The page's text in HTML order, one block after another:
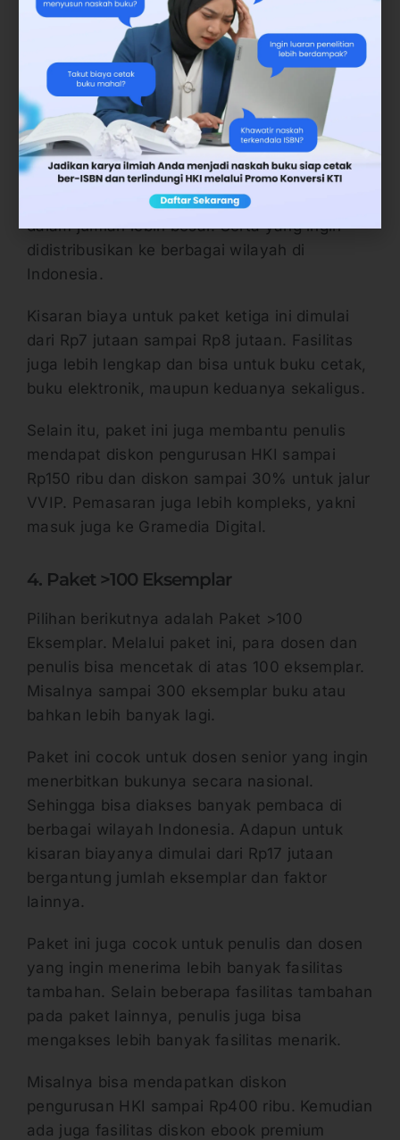
promosi, juga didukung media daring para
mitra seperti Google Play Books, Aksaramaya,
dan Kutubuku.
3. Paket 100 Eksemplar
Pilihan paket penerbitan buku berikutnya
adalah Paket 100 Eksemplar. Paket ini cocok
untuk penulis dan dosen yang ingin mencetak
dalam jumlah lebih besar. Serta yang ingin
didistribusikan ke berbagai wilayah di
Indonesia.
Kisaran biaya untuk paket ketiga ini dimulai
dari Rp7 jutaan sampai Rp8 jutaan. Fasilitas
juga lebih lengkap dan bisa untuk buku cetak,
buku elektronik, maupun keduanya sekaligus.
Selain itu, paket ini juga membantu penulis
mendapat diskon pengurusan HKI sampai
Rp150 ribu dan diskon sampai 30% untuk jalur
VVIP. Pemasaran juga lebih kompleks, yakni
masuk juga ke Gramedia Digital.
4. Paket >100 Eksemplar
Pilihan berikutnya adalah Paket >100
Eksemplar. Melalui paket ini, para dosen dan
penulis bisa mencetak di atas 100 eksemplar.
Misalnya sampai 300 eksemplar buku atau
bahkan lebih banyak lagi.
Paket ini cocok untuk dosen senior yang ingin
menerbitkan bukunya secara nasional.
Sehingga bisa diakses banyak pembaca di
berbagai wilayah Indonesia. Adapun untuk
kisaran biayanya dimulai dari Rp17 jutaan
bergantung jumlah eksemplar dan faktor
lainnya.
Paket ini juga cocok untuk penulis dan dosen
yang ingin menerima lebih banyak fasilitas
tambahan. Selain beberapa fasilitas tambahan
pada paket lainnya, penulis juga bisa
mengakses lebih banyak fasilitas menarik.
Misalnya bisa mendapatkan diskon
pengurusan HKI sampai Rp400 ribu. Kemudian
ada juga fasilitas diskon ebook premium